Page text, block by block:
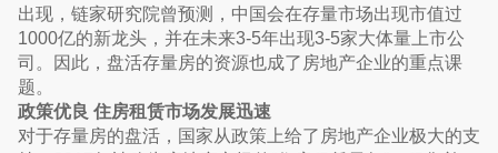
出现，链家研究院曾预测，中国会在存量市场出现市值过
1000亿的新龙头，并在未来3-5年出现3-5家大体量上市公
司。因此，盘活存量房的资源也成了房地产企业的重点课
题。
政策优良 住房租赁市场发展迅速
对于存量房的盘活，国家从政策上给了房地产企业极大的支